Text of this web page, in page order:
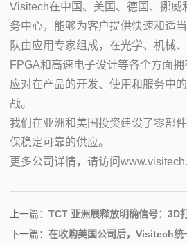
Visitech在中国、美国、德国、挪威
务中心，能够为客户提供快速和适
队由应用专家组成，在光学、机械
FPGA和高速电子设计等各个方面
应对在产品的开发、使用和服务中
战。
我们在亚洲和美国投资建设了零部
保稳定可靠的供应。
更多公司详情，请访问
上一篇： TCT 亚洲展释放明确信号：3D
下一篇： 在收购美国公司后，Visitech统一